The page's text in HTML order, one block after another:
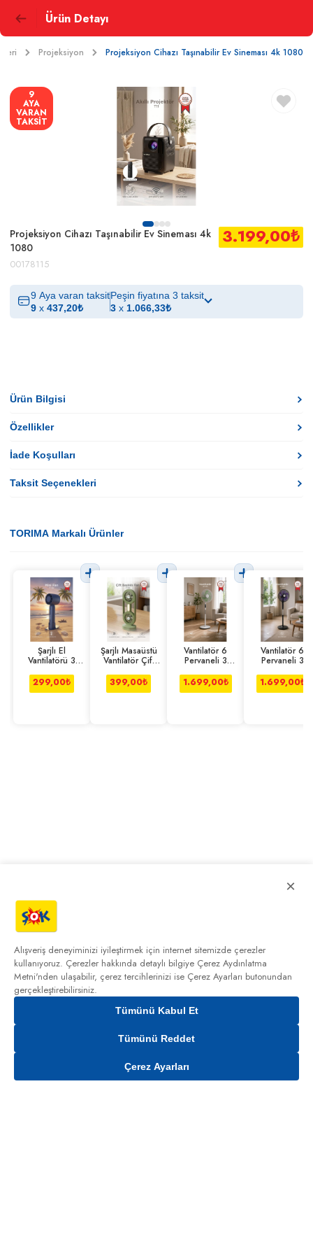
Ürün Detayı
Projeksiyon Projeksiyon Cihazı Taşınabilir Ev Sineması 4k 1080
9
AYA
VARAN
TAKSİT
Projeksiyon Cihazı Taşınabilir Ev Sineması 4k
1080
00178115
3.199,00₺
Sepete Ekle
9 Aya varan taksit
9 x 437,20₺
Peşin fiyatına 3 taksit
3 x 1.066,33₺
Ürün Bilgisi
Özellikler
İade Koşulları
Taksit Seçenekleri
TORIMA Markalı Ürünler
Şarjlı El
Vantilatörü 3
Taşınabilir Masa
299,00₺
Şarjlı Masaüstü
Vantilatör Çift
Mah
399,00₺
Vantilatör 6
Pervaneli 3
Kumandalı Dijita
1.699,00₺
Vantilatör 6
Pervaneli 3
Kumandalı Dijita
1.699,00₺
×
Alışveriş deneyiminizi iyileştirmek için internet sitemizde çerezler
kullanıyoruz. Çerezler hakkında detaylı bilgiye Çerez Aydınlatma
Metni'nden ulaşabilir, çerez tercihlerinizi ise Çerez Ayarları butonundan
gerçekleştirebilirsiniz.
Tümünü Kabul Et
Tümünü Reddet
Çerez Ayarları